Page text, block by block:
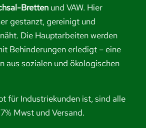
Bretten und VAW. Hier
gestanzt, gereinigt und
Die Hauptarbeiten werden
Behinderungen erledigt – eine
aus sozialen und ökologischen
für Industriekunden ist, sind alle
Mwst und Versand.